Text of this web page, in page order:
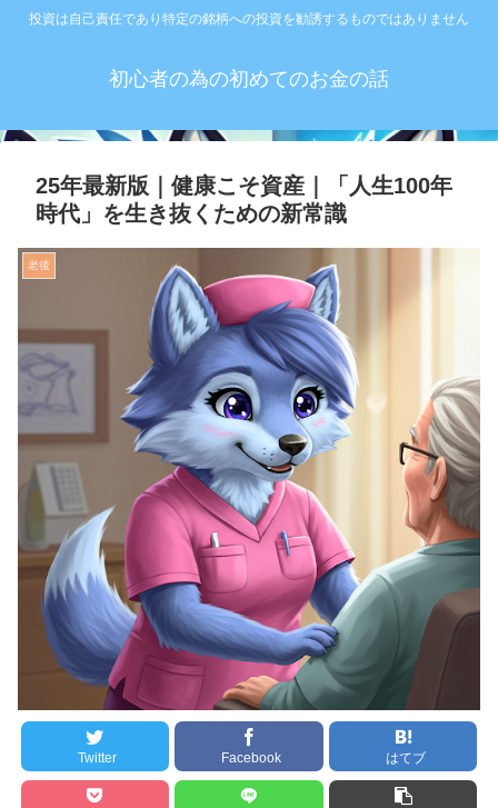
投資は自己責任であり特定の銘柄への投資を勧誘するものではありません
初心者の為の初めてのお金の話
25年最新版｜健康こそ資産｜「人生100年
時代」を生き抜くための新常識
老後
Twitter Facebook はてブ